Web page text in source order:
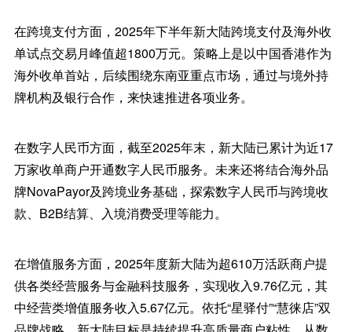
在跨境支付方面，2025年下半年新大陆跨境支付及海外收
单试点交易月峰值超1800万元。策略上是以中国香港作为
海外收单首站，后续围绕东南亚重点市场，通过与境外持
牌机构及银行合作，来快速推进各项业务。
在数字人民币方面，截至2025年末，新大陆已累计为近17
万家收单商户开通数字人民币服务。未来还将结合海外品
牌NovaPayor及跨境业务基础，探索数字人民币与跨境收
款、B2B结算、入境消费受理等能力。
在增值服务方面，2025年度新大陆为超610万活跃商户提
供各类经营服务与金融科技服务，实现收入9.76亿元，其
中经营类增值服务收入5.67亿元。依托“星驿付”“慧徕店”双